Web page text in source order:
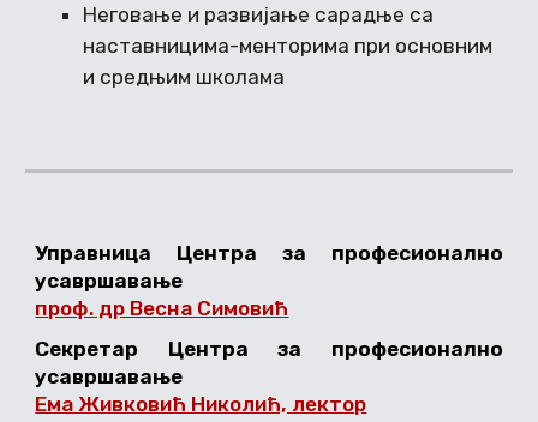
Неговање и развијање сарадње са
наставницима-менторима при основним
и средњим школама
Управница Центра за професионално
усавршавање
проф. др Весна Симовић
Секретар Центра за професионално
усавршавање
Ема Живковић Николић, лектор